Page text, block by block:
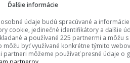
Ďalšie informácie
osobné údaje budú spracúvané a
cookie, jedinečné identifikátory a ďalšie
a používané 225 partnermi a môžu
môžu byť využívané konkrétne týmito
partneri môžeme používať presné údaje o